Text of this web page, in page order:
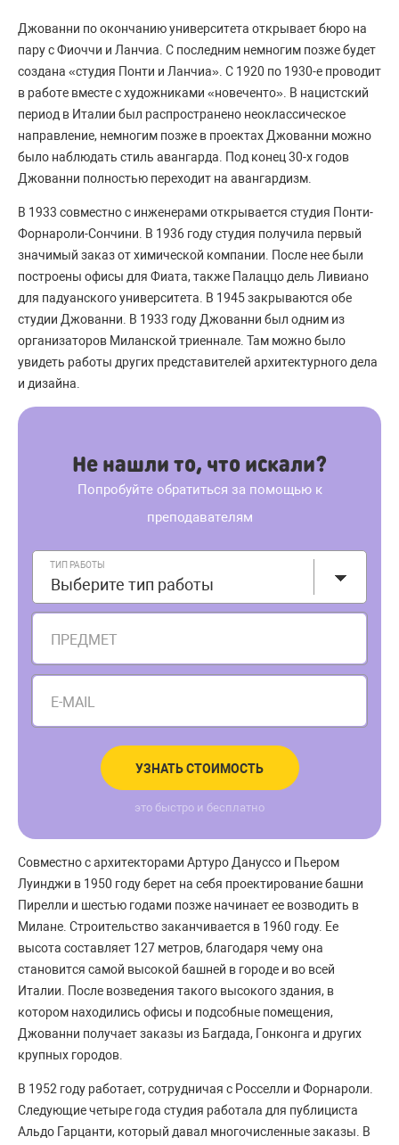
Джованни по окончанию университета открывает бюро на
пару с Фиоччи и Ланчиа. С последним немногим позже будет
создана «‎студия Понти и Ланчиа». С 1920 по 1930-е проводит
в работе вместе с художниками «‎новеченто». В нацистский
период в Италии был распространено неоклассическое
направление, немногим позже в проектах Джованни можно
было наблюдать стиль авангарда. Под конец 30-х годов
Джованни полностью переходит на авангардизм.
В 1933 совместно с инженерами открывается студия Понти-
Форнароли-Сончини. В 1936 году студия получила первый
значимый заказ от химической компании. После нее были
построены офисы для Фиата, также Палаццо дель Ливиано
для падуанского университета. В 1945 закрываются обе
студии Джованни. В 1933 году Джованни был одним из
организаторов Миланской триеннале. Там можно было
увидеть работы других представителей архитектурного дела
и дизайна.
Не нашли то, что искали?
Попробуйте обратиться за помощью к
преподавателям
ТИП РАБОТЫ
Выберите тип работы
ПРЕДМЕТ
E-MAIL
УЗНАТЬ СТОИМОСТЬ
это быстро и бесплатно
Совместно с архитекторами Артуро Дануссо и Пьером
Луинджи в 1950 году берет на себя проектирование башни
Пирелли и шестью годами позже начинает ее возводить в
Милане. Строительство заканчивается в 1960 году. Ее
высота составляет 127 метров, благодаря чему она
становится самой высокой башней в городе и во всей
Италии. После возведения такого высокого здания, в
котором находились офисы и подсобные помещения,
Джованни получает заказы из Багдада, Гонконга и других
крупных городов.
В 1952 году работает, сотрудничая с Росселли и Форнароли.
Следующие четыре года студия работала для публициста
Альдо Гарцанти, который давал многочисленные заказы. В